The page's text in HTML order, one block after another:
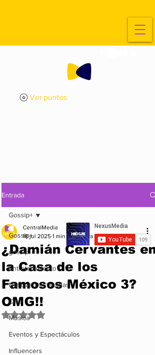
Ver puntos
Entrada
Gossip+
gossip
Entretenimiento
Noticias Destacadas
Cine
Musica
Eventos y Espectáculos
Influencers
Gossip+
¿Damián Cervantes en
la Casa de los
Famosos México 3?
OMG!!
CentralMedia
18 jul 2025 1 min de lectura
Obtuvo NaN de 5 estrellas.